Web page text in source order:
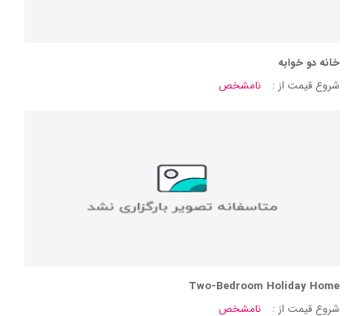
خانه دو خوابه
شروع قیمت از :
نامشخص
Two-Bedroom Holiday Home
شروع قیمت از :
نامشخص